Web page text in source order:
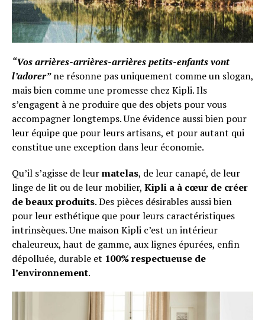
“Vos arrières-arrières-arrières petits-enfants vont
l’adorer”ne résonne pas uniquement comme un slogan,
mais bien comme une promesse chez Kipli. Ils
s’engagent à ne produire que des objets pour vous
accompagner longtemps. Une évidence aussi bien pour
leur équipe que pour leurs artisans, et pour autant qui
constitue une exception dans leur économie.
Qu’il s’agisse de leurmatelas, de leur canapé, de leur
linge de lit ou de leur mobilier, Kipli a à cœur de créer
de beaux produits. Des pièces désirables aussi bien
pour leur esthétique que pour leurs caractéristiques
intrinsèques. Une maison Kipli c’est un intérieur
chaleureux, haut de gamme, aux lignes épurées, enfin
dépolluée, durable et 100% respectueuse de
l’environnement.